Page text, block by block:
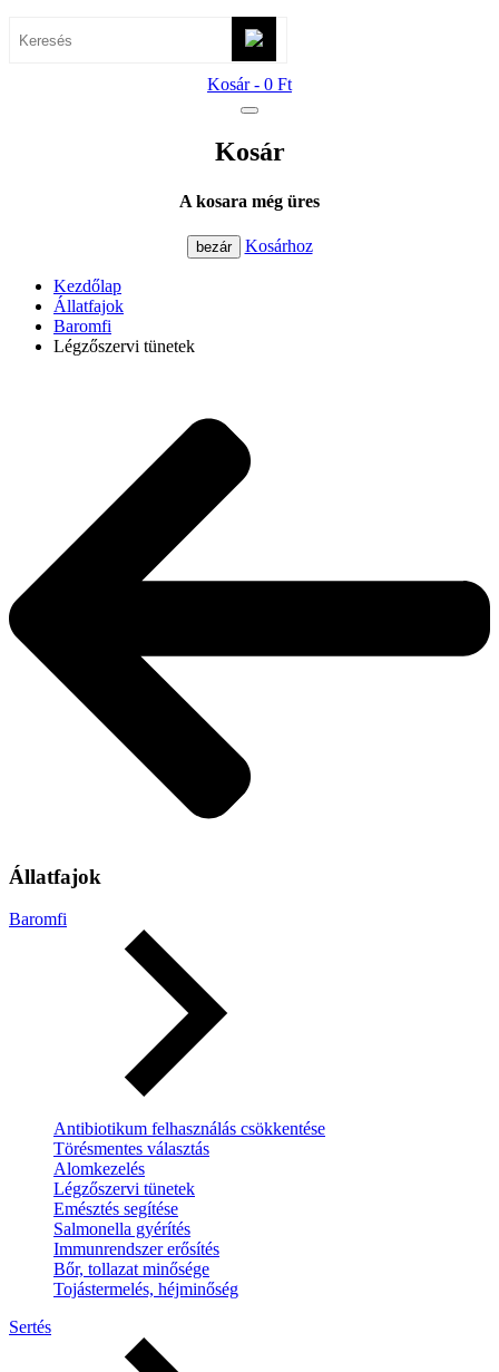
Kosár - 0 Ft
Kosár
A kosara még üres
bezár Kosárhoz
Kezdőlap
Állatfajok
Baromfi
Légzőszervi tünetek
Állatfajok
Baromfi
Antibiotikum felhasználás csökkentése
Törésmentes választás
Alomkezelés
Légzőszervi tünetek
Emésztés segítése
Salmonella gyérítés
Immunrendszer erősítés
Bőr, tollazat minősége
Tojástermelés, héjminőség
Sertés